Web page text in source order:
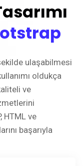
ulaşabilmesi
oldukça
ve
HTML ve
başarıyla